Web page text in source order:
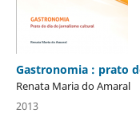
Gastronomia : prato
Renata Maria do Amaral
2013